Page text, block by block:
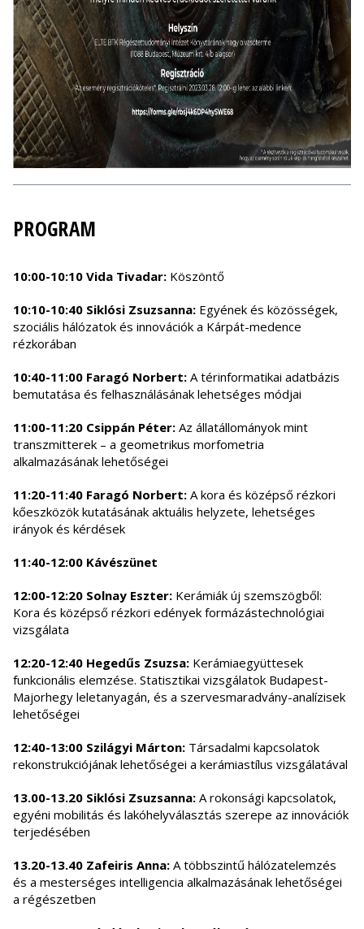
PROGRAM
10:00-10:10 Vida Tivadar: Köszöntő
10:10-10:40 Siklósi Zsuzsanna: Egyének és közösségek,
szociális hálózatok és innovációk a Kárpát-medence
rézkorában
10:40-11:00 Faragó Norbert: A térinformatikai adatbázis
bemutatása és felhasználásának lehetséges módjai
11:00-11:20 Csippán Péter: Az állatállományok mint
transzmitterek – a geometrikus morfometria
alkalmazásának lehetőségei
11:20-11:40 Faragó Norbert: A kora és középső rézkori
kőeszközök kutatásának aktuális helyzete, lehetséges
irányok és kérdések
11:40-12:00 Kávészünet
12:00-12:20 Solnay Eszter: Kerámiák új szemszögből:
Kora és középső rézkori edények formázástechnológiai
vizsgálata
12:20-12:40 Hegedűs Zsuzsa: Kerámiaegyüttesek
funkcionális elemzése. Statisztikai vizsgálatok Budapest-
Majorhegy leletanyagán, és a szervesmaradvány-analízisek
lehetőségei
12:40-13:00 Szilágyi Márton: Társadalmi kapcsolatok
rekonstrukciójának lehetőségei a kerámiastílus vizsgálatával
13.00-13.20 Siklósi Zsuzsanna: A rokonsági kapcsolatok,
egyéni mobilitás és lakóhelyválasztás szerepe az innovációk
terjedésében
13.20-13.40 Zafeiris Anna: A többszintű hálózatelemzés
és a mesterséges intelligencia alkalmazásának lehetőségei
a régészetben